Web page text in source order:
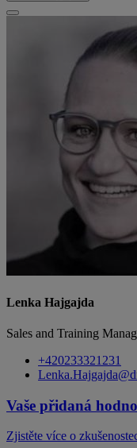
Lenka Hajgajda
Sales and Training
+420233321231
Vaše přidaná
Zjistěte více o